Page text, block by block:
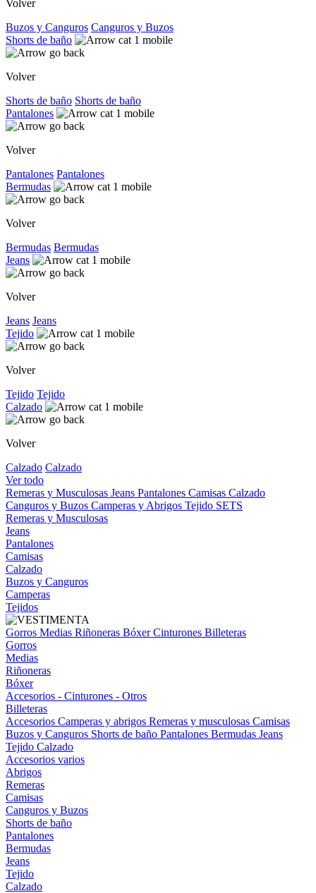
Volver
Buzos y Canguros Canguros y Buzos
Shorts de baño
Volver
Shorts de baño Shorts de baño
Pantalones
Volver
Pantalones Pantalones
Bermudas
Volver
Bermudas Bermudas
Jeans
Volver
Jeans Jeans
Tejido
Volver
Tejido Tejido
Calzado
Volver
Calzado Calzado
Ver todo
Remeras y Musculosas Jeans Pantalones Camisas Calzado
Canguros y Buzos Camperas y Abrigos Tejido SETS
Remeras y Musculosas
Jeans
Pantalones
Camisas
Calzado
Buzos y Canguros
Camperas
Tejidos
Gorros Medias Riñoneras BóxerCinturones Billeteras
Gorros
Medias
Riñoneras
Bóxer
Accesorios - Cinturones - Otros
Billeteras
Accesorios Camperas y abrigos Remeras y musculosas Camisas
Buzos y Canguros Shorts de baño Pantalones Bermudas Jeans
Tejido Calzado
Accesorios varios
Abrigos
Remeras
Camisas
Canguros y Buzos
Shorts de baño
Pantalones
Bermudas
Jeans
Tejido
Calzado